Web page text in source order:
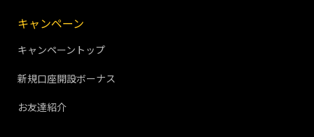
キャンペーン
キャンペーントップ
新規口座開設ボーナス
お友達紹介